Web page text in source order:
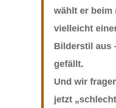
wählt er beim
vielleicht
Bilderstil aus
gefällt.
Und wir
jetzt